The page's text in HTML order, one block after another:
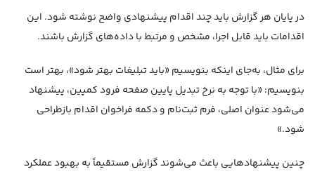
در پایان هر گزارش باید چند اقدام پیشنهادی واضح نوشته شود. این
اقدامات باید قابل اجرا، مشخص و مرتبط با داده‌های گزارش باشند.
برای مثال، به‌جای اینکه بنویسیم «باید تبلیغات بهتر شود»، بهتر است
بنویسیم: «با توجه به نرخ تبدیل پایین صفحه فرود کمپین، پیشنهاد
می‌شود عنوان اصلی، فرم ثبت‌نام و دکمه فراخوان اقدام بازطراحی
شود.»
چنین پیشنهادهایی باعث می‌شوند گزارش مستقیماً به بهبود عملکرد